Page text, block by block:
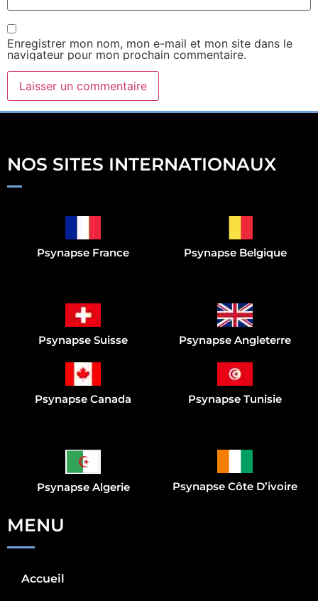
Enregistrer mon nom, mon e-mail et mon site dans le
navigateur pour mon prochain commentaire.
NOS SITES INTERNATIONAUX
Psynapse France
Psynapse Suisse
Psynapse Belgique
Psynapse Angleterre
Psynapse Canada
Psynapse Algerie
Psynapse Tunisie
Psynapse Côte D’ivoire
MENU
Accueil